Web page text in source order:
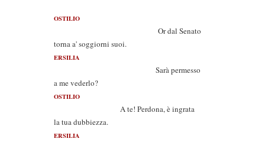
OSTILIO
Or dal Senato
torna a' soggiorni suoi.
ERSILIA
Sarà permesso
a me vederlo?
OSTILIO
A te! Perdona, è ingrata
la tua dubbiezza.
ERSILIA